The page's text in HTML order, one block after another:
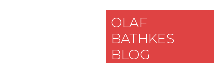
OLAF
BATHKES
BLOG